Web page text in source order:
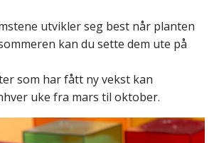
utvikler seg best når planten
kan du sette dem ute på
som har fått ny vekst kan
uke fra mars til oktober.